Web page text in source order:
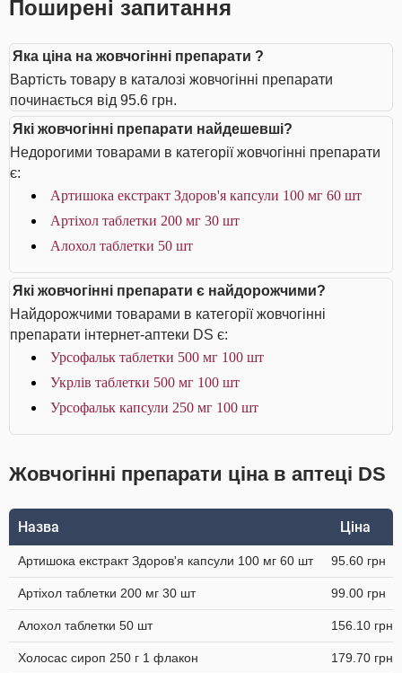
Поширені запитання
Яка ціна на жовчогінні препарати ?
Вартість товару в каталозі жовчогінні препарати
починається від 95.6 грн.
Які жовчогінні препарати найдешевші?
Недорогими товарами в категорії жовчогінні препарати
є:
Артишока екстракт Здоров'я капсули 100 мг 60 шт
Артіхол таблетки 200 мг 30 шт
Алохол таблетки 50 шт
Які жовчогінні препарати є найдорожчими?
Найдорожчими товарами в категорії жовчогінні
препарати інтернет-аптеки DS є:
Урсофальк таблетки 500 мг 100 шт
Укрлів таблетки 500 мг 100 шт
Урсофальк капсули 250 мг 100 шт
Жовчогінні препарати ціна в аптеці DS
Назва Ціна
Артишока екстракт Здоров'я капсули 100 мг 60 шт 95.60 грн
Артіхол таблетки 200 мг 30 шт 99.00 грн
Алохол таблетки 50 шт 156.10 грн
Холосас сироп 250 г 1 флакон 179.70 грн